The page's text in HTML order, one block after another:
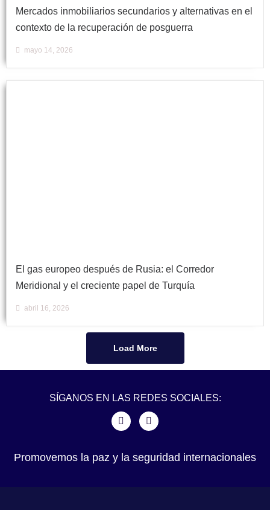
Mercados inmobiliarios secundarios y alternativas en el
contexto de la recuperación de posguerra
mayo 14, 2026
El gas europeo después de Rusia: el Corredor
Meridional y el creciente papel de Turquía
abril 16, 2026
Load More
SÍGANOS EN LAS REDES SOCIALES:
Promovemos la paz y la seguridad internacionales